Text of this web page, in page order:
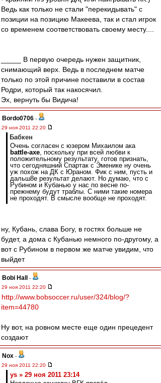
Ведь как только не стали "перекидывать" с
позиции на позицию Макеева, так и стал игрок
со временем соответствовать своему месту....
_____ В первую очередь нужен защитник,
снимающий верх. Ведь в последнем матче
только по этой причине поставили в состав
Родри, который так накосячил.
Эх, вернуть бы Видича!
Bordo0706 -
29 ноя 2011 22:20
Бабкен
Очень согласен с юзером Михаилом ака
battle-axe, поскольку при всей любви к
положительному результату, готов признать,
что сегодняшний Спартак с Эменике ну очень
уж похож на ДК с Юраном. Фик с ним, пусть и
дальш8е результат делают. Но думаю, что с
Рубином и Кубанью у нас по весне по-
прежнему будут траблы. С ними такие номера
не проходят. В смысле вообще не проходят.
ну, Кубань, слава Богу, в гостях больше не
будет, а дома с Кубанью немного по-другому, а
вот с Рубином в первом же матче увидим, что
выйдет
Bobi Hall
-
29 ноя 2011 22:20
http://www.bobsoccer.ru/user/324/blog/?
item=44780
Ну вот, на ровном месте еще один прецедент
создают
Nox -
29 ноя 2011 22:20
ys » 29 ноя 2011 23:14